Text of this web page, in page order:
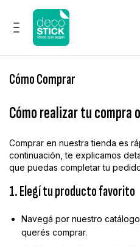
Cómo Comprar
Cómo realizar tu compra
Comprar en nuestra tienda es
continuación, te explicamos
que puedas completar tu
1. Elegí tu producto favorito
Navegá por nuestro
querés comprar.